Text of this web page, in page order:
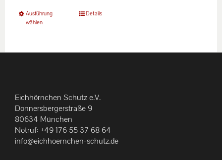
Ausführung
wählen
Dieses
mehrere
Die
Optionen
auf
der
Details
Eichhörnchen Schutz e.V.
Donnersbergerstraße 9
80634 München
Notruf: +49 176 55 37 68 64
info@eichhoernchen-schutz.de